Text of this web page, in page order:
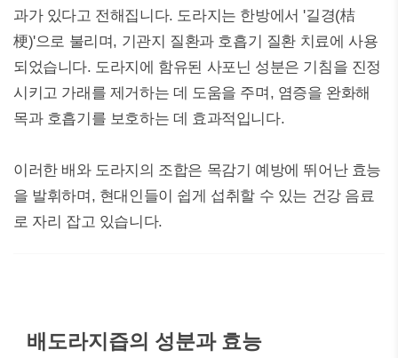
과가 있다고 전해집니다. 도라지는 한방에서 '길경(桔
梗)'으로 불리며, 기관지 질환과 호흡기 질환 치료에 사용
되었습니다. 도라지에 함유된 사포닌 성분은 기침을 진정
시키고 가래를 제거하는 데 도움을 주며, 염증을 완화해
목과 호흡기를 보호하는 데 효과적입니다.
이러한 배와 도라지의 조합은 목감기 예방에 뛰어난 효능
을 발휘하며, 현대인들이 쉽게 섭취할 수 있는 건강 음료
로 자리 잡고 있습니다.
배도라지즙의 성분과 효능